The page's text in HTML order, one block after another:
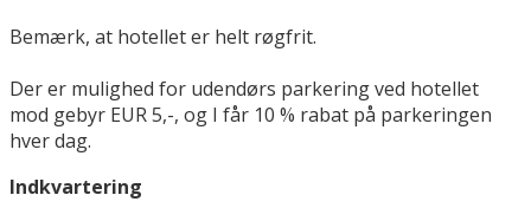
Bemærk, at hotellet er helt røgfrit.
Der er mulighed for udendørs parkering ved hotellet
mod gebyr EUR 5,-, og I får 10 % rabat på parkeringen
hver dag.
Indkvartering